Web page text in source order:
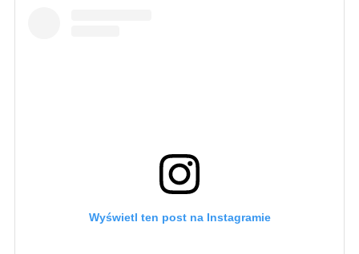
Wyświetl ten post na Instagramie